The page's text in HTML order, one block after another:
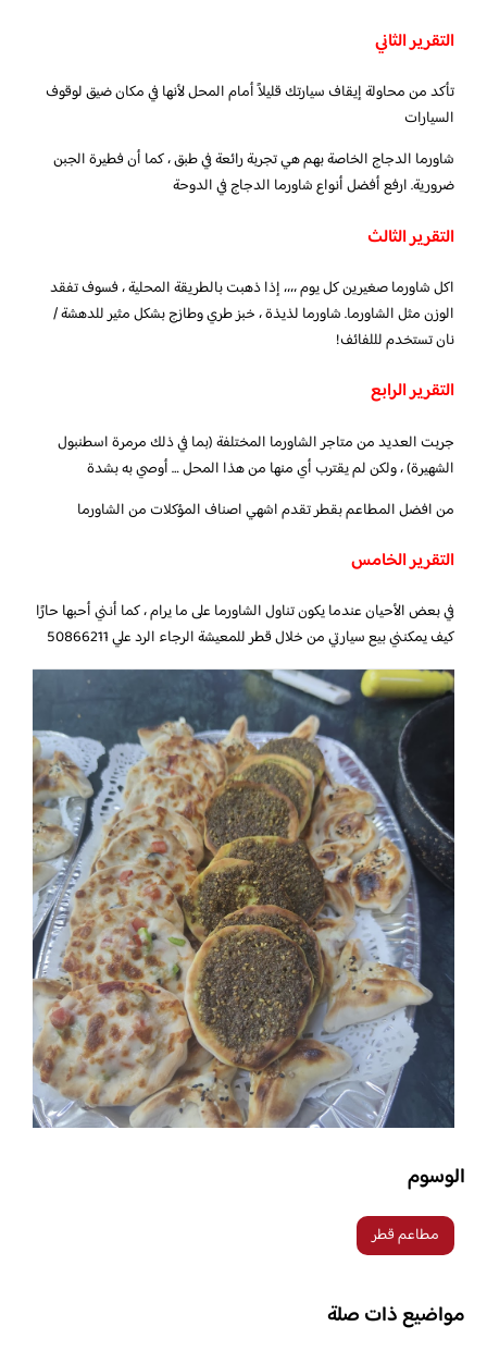
التقرير الثاني
تأكد من محاولة إيقاف سيارتك قليلاً أمام المحل لأنها في مكان ضيق لوقوف
السيارات
شاورما الدجاج الخاصة بهم هي تجربة رائعة في طبق ، كما أن فطيرة الجبن
ضرورية. ارفع أفضل أنواع شاورما الدجاج في الدوحة
التقرير الثالث
اكل شاورما صغيرين كل يوم ،،،، إذا ذهبت بالطريقة المحلية ، فسوف تفقد
الوزن مثل الشاورما. شاورما لذيذة ، خبز طري وطازج بشكل مثير للدهشة /
نان تستخدم لللفائف!
التقرير الرابع
جربت العديد من متاجر الشاورما المختلفة (بما في ذلك مرمرة اسطنبول
الشهيرة) ، ولكن لم يقترب أي منها من هذا المحل … أوصي به بشدة
من افضل المطاعم بقطر تقدم اشهي اصناف المؤكلات من الشاورما
التقرير الخامس
في بعض الأحيان عندما يكون تناول الشاورما على ما يرام ، كما أنني أحبها حارًا
كيف يمكنني بيع سيارتي من خلال قطر للمعيشة الرجاء الرد علي 50866211
الوسوم
مطاعم قطر
مواضيع ذات صلة